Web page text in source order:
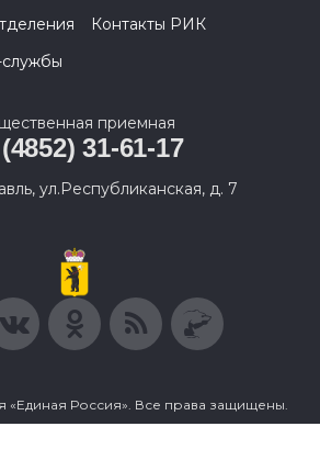
Контакты РИК
службы
приемная
31-61-17
ул.Республиканская, д. 7
«Единая Россия». Все права защищены.